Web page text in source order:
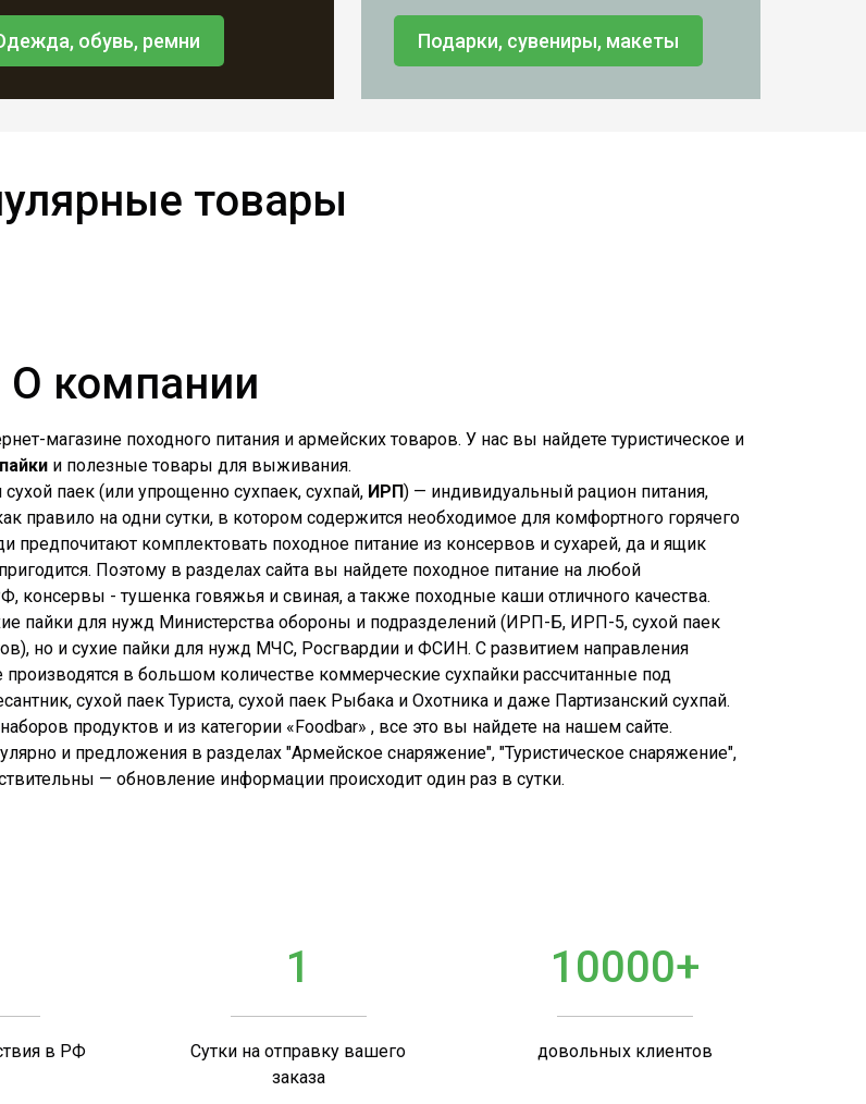
обувь, ремни Подарки, сувениры, макеты
товары
О компании
магазине походного питания и армейских товаров. У нас вы найдете туристическое и
и полезные товары для выживания.
паек (или упрощенно сухпаек, сухпай, ИРП) — индивидуальный рацион питания,
правило на одни сутки, в котором содержится необходимое для комфортного горячего
предпочитают комплектовать походное питание из консервов и сухарей, да и ящик
Поэтому в разделах сайта вы найдете походное питание на любой
консервы - тушенка говяжья и свиная, а также походные каши отличного качества.
пайки для нужд Министерства обороны и подразделений (ИРП-Б, ИРП-5, сухой паек
но и сухие пайки для нужд МЧС, Росгвардии и ФСИН. С развитием направления
в большом количестве коммерческие сухпайки рассчитанные под
сухой паек Туриста, сухой паек Рыбака и Охотника и даже Партизанский сухпай.
продуктов и из категории «Foodbar» , все это вы найдете на нашем сайте.
и предложения в разделах "Армейское снаряжение", "Туристическое снаряжение",
— обновление информации происходит один раз в сутки.
в РФ
1
Сутки на отправку вашего
заказа
10000+
довольных клиентов